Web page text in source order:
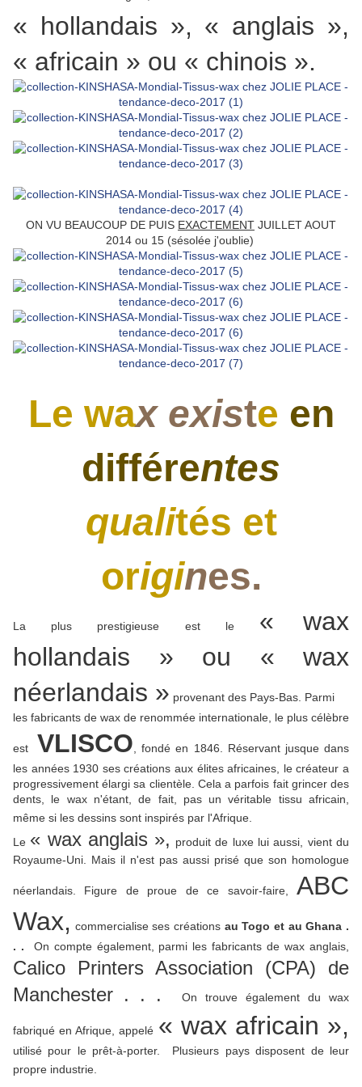
« hollandais », « anglais »,
« africain » ou « chinois ».
ON VU BEAUCOUP DE PUIS EXACTEMENT JUILLET AOUT
2014 ou 15 (sésolée j'oublie)
Le wax existe en
différentes
qualités et
origines.
La plus prestigieuse est le « wax
hollandais » ou « wax
néerlandais » provenant des Pays-Bas. Parmi
les fabricants de wax de renommée internationale, le plus célèbre
est VLISCO , fondé en 1846. Réservant jusque dans
les années 1930 ses créations aux élites africaines, le créateur a
progressivement élargi sa clientèle. Cela a parfois fait grincer des
dents, le wax n'étant, de fait, pas un véritable tissu africain,
même si les dessins sont inspirés par l'Afrique
Le « wax anglais », produit de luxe lui aussi, vient du
Royaume-Uni. Mais il n'est pas aussi prisé que son homologue
néerlandais. Figure de proue de ce savoir-faire, ABC
Wax, commercialise ses créations au Togo et au Ghana .
. . On compte également, parmi les fabricants de wax anglais,
Calico Printers Association (CPA) de
Manchester . . .On trouve également du wax
fabriqué en Afrique, appelé « wax africain »,
utilisé pour le prêt-à-porter. Plusieurs pays disposent de leur
propre industrie